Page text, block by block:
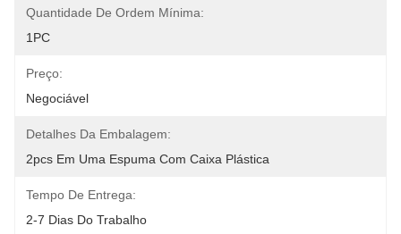
Quantidade De Ordem Mínima:
1PC
Preço:
Negociável
Detalhes Da Embalagem:
2pcs Em Uma Espuma Com Caixa Plástica
Tempo De Entrega:
2-7 Dias Do Trabalho